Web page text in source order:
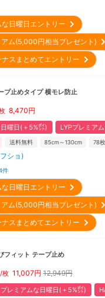
な日曜日エントリー
アム(5,000円相当プレゼント)
ナスまとめてエントリー
プ止めタイプ 横モレ防止
8,470円
曜日(＋5%㌽) LYPプレミア
送料無料 85cm～130cm 78
ショ)
件
な日曜日エントリー
アム(5,000円相当プレゼント)
ナスまとめてエントリー
フィット テープ止め
枚 11,007円 12,949円
プレミアムな日曜日(＋5%㌽)